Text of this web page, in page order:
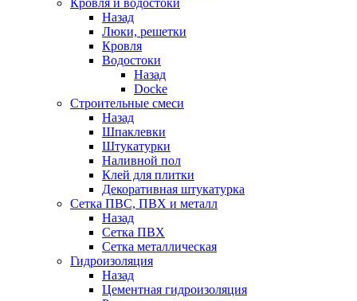
Кровля и водостоки
Назад
Люки, решетки
Кровля
Водостоки
Назад
Docke
Строительные смеси
Назад
Шпаклевки
Штукатурки
Наливной пол
Клей для плитки
Декоративная штукатурка
Сетка ПВС, ПВХ и металл
Назад
Сетка ПВХ
Сетка металлическая
Гидроизоляция
Назад
Цементная гидроизоляция